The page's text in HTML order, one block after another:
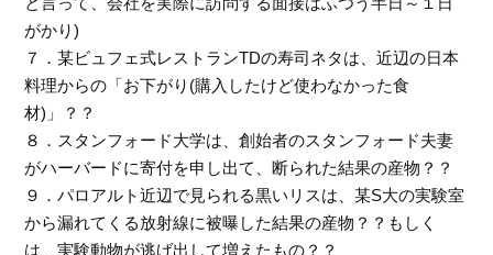
がかり)
７．某ビュフェ式レストランTDの寿司ネタは、近辺の日本
料理からの「お下がり(購入したけど使わなかった食
材)」？？
８．スタンフォード大学は、創始者のスタンフォード夫妻
がハーバードに寄付を申し出て、断られた結果の産物？？
９．パロアルト近辺で見られる黒いリスは、某S大の実験室
から漏れてくる放射線に被曝した結果の産物？？もしく
は、実験動物が逃げ出して増えたもの？？